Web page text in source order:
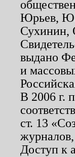
Юрьев,
Сухинин,
выдано
и
В 2006 г.
ст. 13
Доступ к